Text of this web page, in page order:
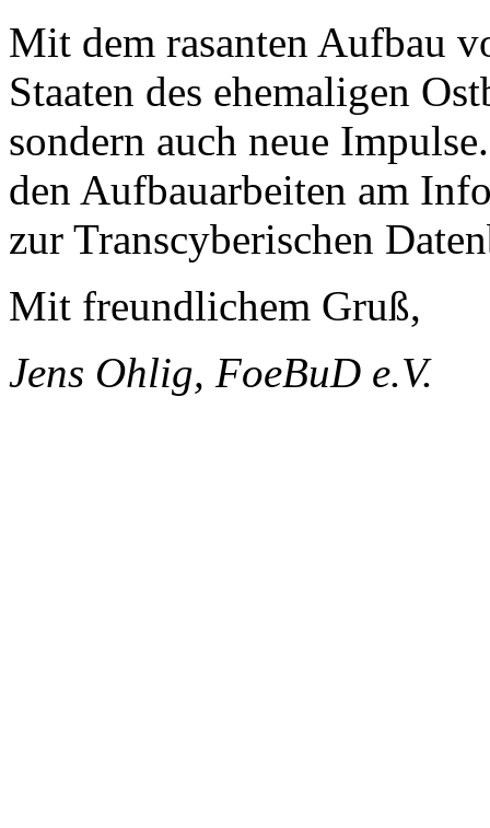
Mit dem rasanten Aufbau
Staaten des ehemaligen
sondern auch neue
den Aufbauarbeiten am
zur Transcyberischen
Mit freundlichem Gruß,
Jens Ohlig, FoeBuD e.V.